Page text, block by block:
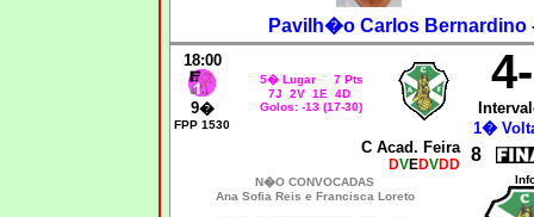
Pavilh�o Carlos Bernardino
18:00
9�
FPP 1530
5� Lugar 7 Pts
7J 2V 1E 4D
Golos: -13 (17-30)
1�
C Acad. Feira
DVEDVDD 8
N�O CONVOCADAS
Ana Sofia Reis e Francisca Loreto